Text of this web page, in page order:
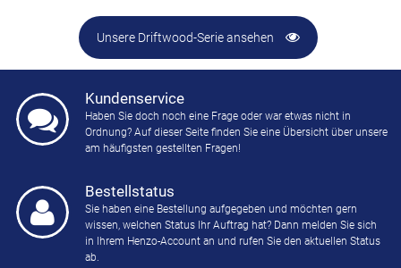
Unsere Driftwood-Serie ansehen
Kundenservice
Haben Sie doch noch eine Frage oder war etwas nicht in
Ordnung? Auf dieser Seite finden Sie eine Übersicht über unsere
am häufigsten gestellten Fragen!
Bestellstatus
Sie haben eine Bestellung aufgegeben und möchten gern
wissen, welchen Status Ihr Auftrag hat? Dann melden Sie sich
in Ihrem Henzo-Account an und rufen Sie den aktuellen Status
ab.